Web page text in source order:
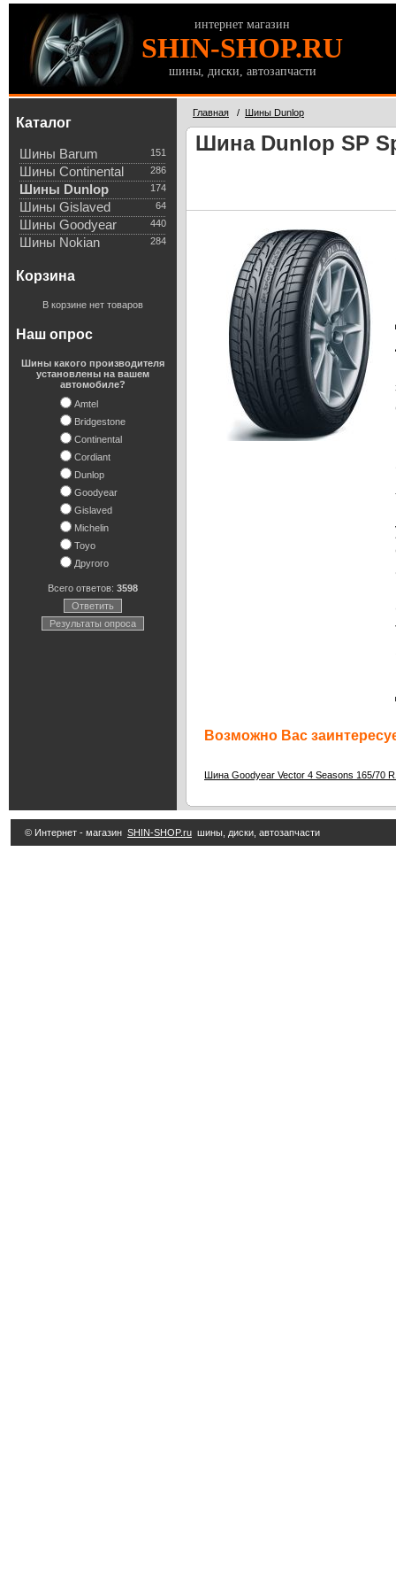
интернет магазин
SHIN-SHOP.RU
шины, диски, автозапчасти
Каталог
151
Шины Barum
286
Шины Continental
174
Шины Dunlop
64
Шины Gislaved
440
Шины Goodyear
284
Шины Nokian
Корзина
В корзине нет товаров
Наш опрос
Шины какого производителя
установлены на вашем
автомобиле?
Amtel
Bridgestone
Continental
Cordiant
Dunlop
Goodyear
Gislaved
Michelin
Toyo
Другого
Всего ответов: 3598
Ответить
Результаты опроса
Главная / Шины Dunlop
Шина Dunlop SP
Возможно Вас
Шина Goodyear Vector 4 Seasons 165/70
© Интернет - магазин SHIN-SHOP.ru шины, диски, автозапчасти